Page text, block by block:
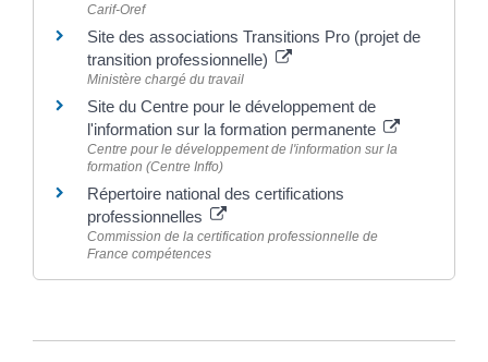
Carif-Oref
Site des associations Transitions Pro (projet de
transition professionnelle)
Ministère chargé du travail
Site du Centre pour le développement de
l'information sur la formation permanente
Centre pour le développement de l'information sur la
formation (Centre Inffo)
Répertoire national des certifications
professionnelles
Commission de la certification professionnelle de
France compétences